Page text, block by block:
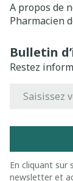
A propos de
Pharmacien
Bulletin
Restez
En cliquant sur
newsletter et